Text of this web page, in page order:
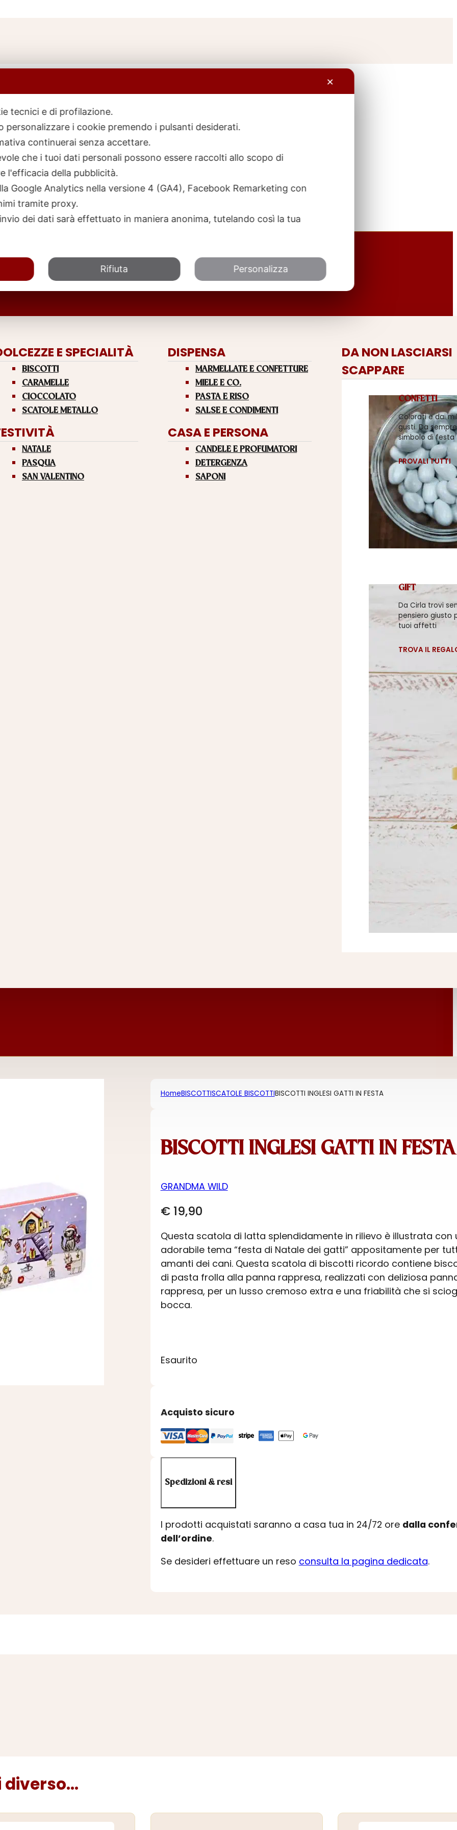
E SPECIALITÀ
BISCOTTI
CARAMELLE
CIOCCOLATO
SCATOLE METALLO
NATALE
PASQUA
SAN VALENTINO
DISPENSA
MARMELLATE E CONFETTURE
MIELE E CO.
PASTA E RISO
SALSE E CONDIMENTI
CASA E PERSONA
CANDELE E PROFUMATORI
DETERGENZA
SAPONI
DA NON LASCIARSI
SCAPPARE
CONFETTI
Colorati e dai
gusti. Da sempre
simbolo di festa
PROVALI TUTTI
GIFT
Da Cirla trovi
pensiero giusto
tuoi affetti
TROVA IL
HomeBISCOTTISCATOLE BISCOTTIBISCOTTI INGLESI GATTI IN FESTA
BISCOTTI INGLESI GATTI IN FESTA
GRANDMA WILD
€19,90
Questa scatola di latta splendidamente in rilievo è illustrata con
adorabile tema “festa di Natale dei gatti” appositamente per
amanti dei cani. Questa scatola di biscotti ricordo contiene
di pasta frolla alla panna rappresa, realizzati con deliziosa
rappresa, per un lusso cremoso extra e una friabilità che si
bocca.
Esaurito
Acquisto sicuro
Spedizioni & resi
I prodotti acquistati saranno a casa tua in 24/72 ore dalla
dell’ordine.
Se desideri effettuare un reso consulta la pagina dedicata.
✕
tecnici e di profilazione.
personalizzare i cookie premendo i pulsanti desiderati.
continuerai senza accettare.
che i tuoi dati personali possono essere raccolti allo scopo di
l'efficacia della pubblicità.
Google Analytics nella versione 4 (GA4), Facebook Remarketing con
tramite proxy.
dei dati sarà effettuato in maniera anonima, tutelando così la tua
Rifiuta Personalizza